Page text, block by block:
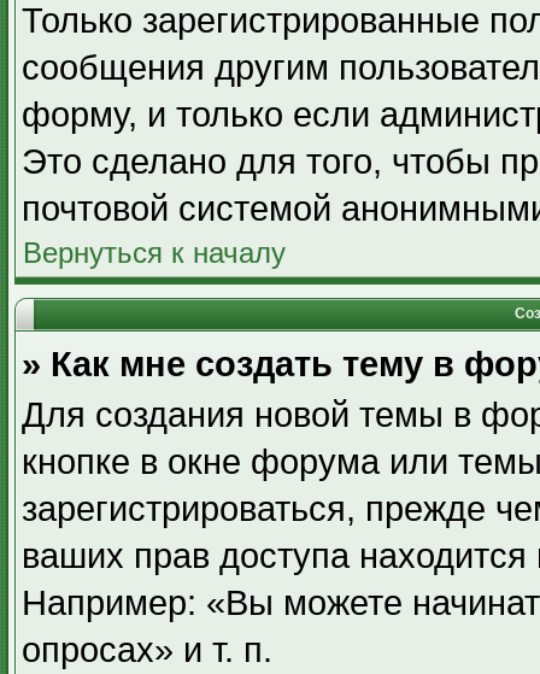
Только зарегистрированные
сообщения другим
форму, и только если
Это сделано для того, чтобы
почтовой системой
Вернуться к началу
» Как мне создать тему в
Для создания новой темы в
кнопке в окне форума или
зарегистрироваться, прежде
ваших прав доступа
Например: «Вы можете
опросах» и т. п.